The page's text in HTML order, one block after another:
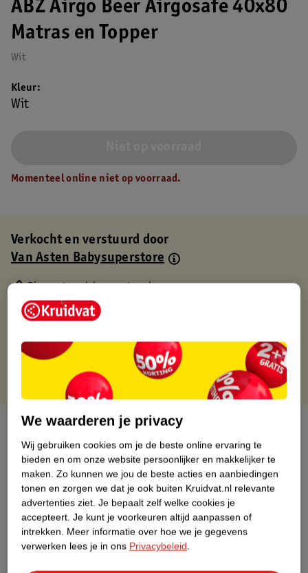
ABZ Airgo Beer Airgosafe 40x80
Matras en Topper
Wit
Kleur
Wit
Momenteel online niet op voorraad.
Verkocht en verstuurd door
Van Asten Babysuperstore
Binnen 1 werkdag verstuurd
Gratis thuisbezorgd
Gratis retourneren via verkooppartner.
Over dit product
Productinformatie
Nature Impact Score
Dit product heeft (nog) geen Nature
Impact Score.
Meer informatie
We waarderen je privacy
Wij gebruiken cookies om je de beste online ervaring te
bieden en om onze website persoonlijker en makkelijker te
maken. Zo kunnen we jou de beste acties en aanbiedingen
tonen en zorgen we dat je ook buiten Kruidvat.nl relevante
advertenties ziet. Je bepaalt zelf welke cookies je
accepteert. Je kunt je voorkeuren altijd aanpassen of
intrekken. Meer informatie over hoe we je gegevens
verwerken lees je in ons Privacybeleid.